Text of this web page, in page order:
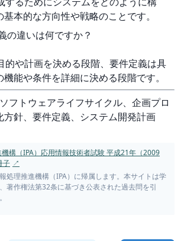
本的な方向性や戦略のことです。
の違いは何ですか？
的や計画を決める段階、要件定義は具
能や条件を詳細に決める段階です。
フトウェアライフサイクル、企画プロ
方針、要件定義、システム開発計画
構（IPA）応用情報技術者試験 平成21年（2009
子 ↗
処理推進機構（IPA）に帰属します。本サイトは学
著作権法第32条に基づき公表された過去問を引